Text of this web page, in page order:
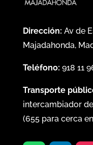
Dirección: Av de
Majadahonda,
Teléfono: 918 11
Transporte
intercambiador
(655para cerca